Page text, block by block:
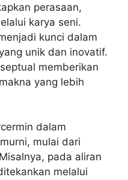
perasaan,
karya seni.
kunci dalam
unik dan inovatif.
memberikan
yang lebih
dalam
mulai dari
pada aliran
melalui